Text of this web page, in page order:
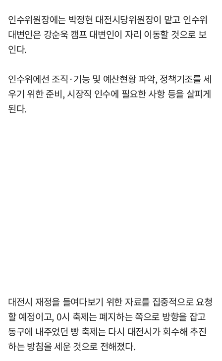
인수위원장에는 박정현 대전시당위원장이 맡고 인수위
대변인은 강순욱 캠프 대변인이 자리 이동할 것으로 보
인다.
인수위에선 조직·기능 및 예산현황 파악, 정책기조를 세
우기 위한 준비, 시장직 인수에 필요한 사항 등을 살피게
된다.
대전시 재정을 들여다보기 위한 자료를 집중적으로 요청
할 예정이고, 0시 축제는 폐지하는 쪽으로 방향을 잡고
동구에 내주었던 빵 축제는 다시 대전시가 회수해 추진
하는 방침을 세운 것으로 전해졌다.